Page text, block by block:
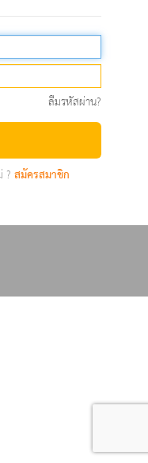
ลืมรหัสผ่าน?
?สมัครสมาชิก